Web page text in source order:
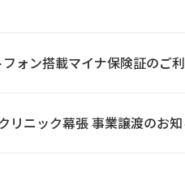
ォン搭載マイナ保険証のご
リニック幕張 事業譲渡のお